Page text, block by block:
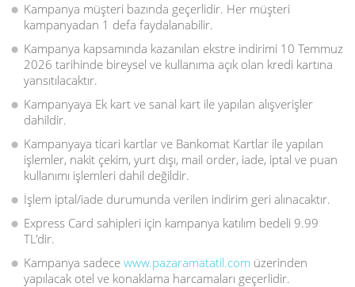
Kampanya müşteri bazında geçerlidir. Her müşteri
kampanyadan 1 defa faydalanabilir.
Kampanya kapsamında kazanılan ekstre indirimi 10 Temmuz
2026 tarihinde bireysel ve kullanıma açık olan kredi kartına
yansıtılacaktır.
Kampanyaya Ek kart ve sanal kart ile yapılan alışverişler
dahildir.
Kampanyaya ticari kartlar ve Bankomat Kartlar ile yapılan
işlemler, nakit çekim, yurt dışı, mail order, iade, iptal ve puan
kullanımı işlemleri dahil değildir.
İşlem iptal/iade durumunda verilen indirim geri alınacaktır.
Express Card sahipleri için kampanya katılım bedeli 9.99
TL'dir.
Kampanya sadece www.pazaramatatil.com üzerinden
yapılacak otel ve konaklama harcamaları geçerlidir.